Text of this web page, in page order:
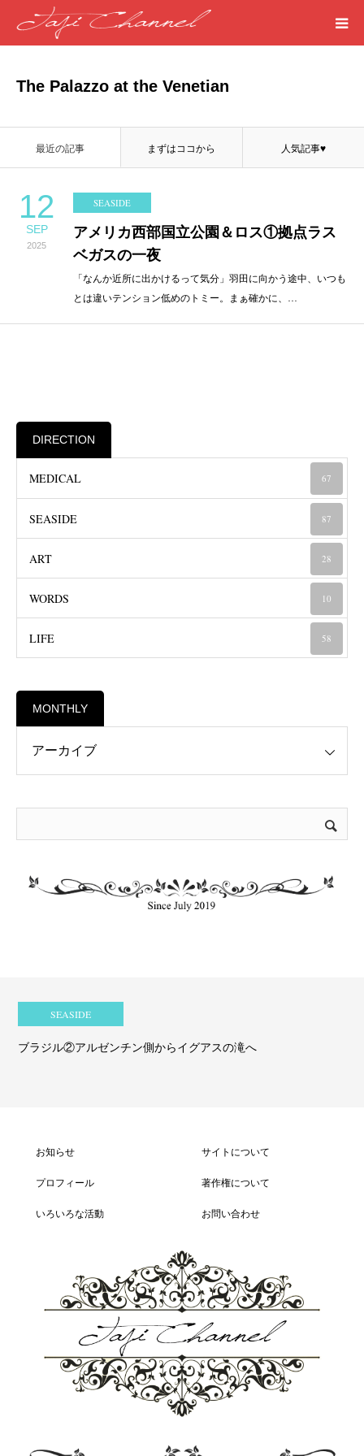
The Palazzo at the Venetian
最近の記事 まずはココから 人気記事♥
12
SEP
2025
SEASIDE
アメリカ西部国立公園＆ロス①拠点ラス
ベガスの一夜
「なんか近所に出かけるって気分」羽田に向かう途中、いつも
とは違いテンション低めのトミー。まぁ確かに、…
DIRECTION
MEDICAL 67
SEASIDE 87
ART 28
WORDS 10
LIFE 58
MONTHLY
SEASIDE
ブラジル②アルゼンチン側からイグアスの滝へ
お知らせ
プロフィール
いろいろな活動
サイトについて
著作権について
お問い合わせ
SEASIDE
ART
WORDS